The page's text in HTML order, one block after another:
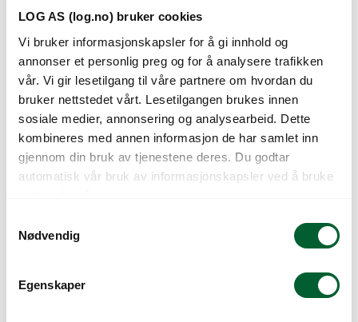
LOG AS (log.no) bruker cookies
Vi bruker informasjonskapsler for å gi innhold og
annonser et personlig preg og for å analysere trafikken
vår. Vi gir lesetilgang til våre partnere om hvordan du
bruker nettstedet vårt. Lesetilgangen brukes innen
sosiale medier, annonsering og analysearbeid. Dette
kombineres med annen informasjon de har samlet inn
gjennom din bruk av tjenestene deres. Du godtar
automatisk vår bruk av informasjonskapsler ved å bruke
Nødvendig
Egenskaper
FELCO 160 S
Varenr: 640508 Varen er på lager
Basismodell. For små hender.
BESKJÆRINGSSAKS
FELCO 7
BESKJÆRINGSSAKS